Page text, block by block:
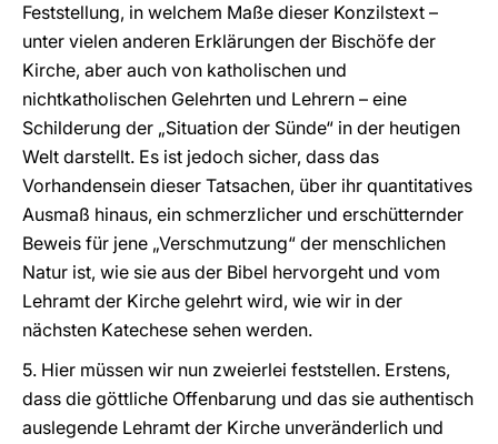
Feststellung, in welchem Maße dieser Konzilstext –
unter vielen anderen Erklärungen der Bischöfe der
Kirche, aber auch von katholischen und
nichtkatholischen Gelehrten und Lehrern – eine
Schilderung der „Situation der Sünde“ in der heutigen
Welt darstellt. Es ist jedoch sicher, dass das
Vorhandensein dieser Tatsachen, über ihr quantitatives
Ausmaß hinaus, ein schmerzlicher und erschütternder
Beweis für jene „Verschmutzung“ der menschlichen
Natur ist, wie sie aus der Bibel hervorgeht und vom
Lehramt der Kirche gelehrt wird, wie wir in der
nächsten Katechese sehen werden.
5. Hier müssen wir nun zweierlei feststellen. Erstens,
dass die göttliche Offenbarung und das sie authentisch
auslegende Lehramt der Kirche unveränderlich und